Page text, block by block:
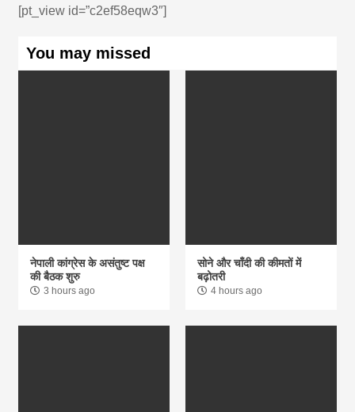
[pt_view id=”c2ef58eqw3″]
You may missed
नेपाली कांग्रेस के असंतुष्ट पक्ष
की बैठक शुरु
3 hours ago
सोने और चाँदी की कीमतों में
बढ़ोतरी
4 hours ago